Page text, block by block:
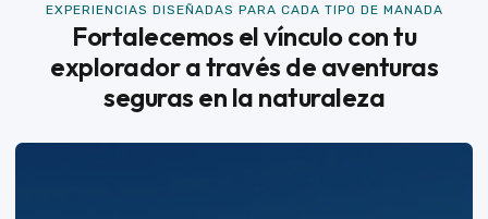
EXPERIENCIAS DISEÑADAS PARA CADA TIPO DE MANADA
Fortalecemos el vínculo con tu
explorador a través de aventuras
seguras en la naturaleza